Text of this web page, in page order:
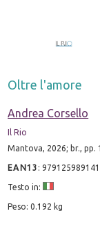
Oltre l'amore
Andrea Corsello
Il Rio
Mantova, 2026; br., pp.
EAN13 :
Testo in:
Peso: 0.192 kg